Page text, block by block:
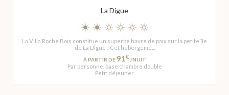
La Digue
La Villa Roche Bois constitue un superbe havre de paix sur la petite île
de La Digue ! Cet hébergeme...
À PARTIR DE 91€ /NUIT
Par personne, base chambre double
Petit déjeuner